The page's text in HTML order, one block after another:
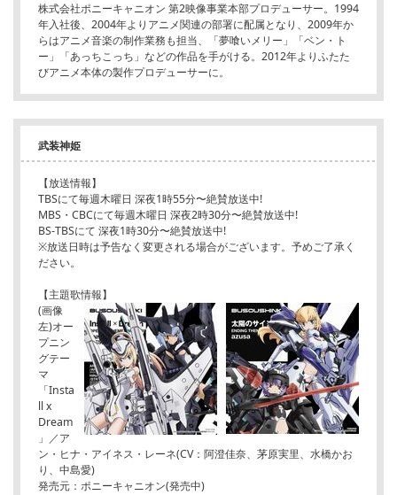
株式会社ポニーキャニオン 第2映像事業本部プロデューサー。1994
年入社後、2004年よりアニメ関連の部署に配属となり、2009年か
らはアニメ音楽の制作業務も担当、「夢喰いメリー」「ベン・ト
ー」「あっちこっち」などの作品を手がける。2012年よりふたた
びアニメ本体の製作プロデューサーに。
武装神姫
【放送情報】
TBSにて毎週木曜日 深夜1時55分〜絶賛放送中!
MBS・CBCにて毎週木曜日 深夜2時30分〜絶賛放送中!
BS-TBSにて 深夜1時30分〜絶賛放送中!
※放送日時は予告なく変更される場合がございます。予めご了承く
ださい。
【主題歌情報】
(画像
左)オー
プニン
グテー
マ
「Insta
ll x
Dream
」／ア
ン・ヒナ・アイネス・レーネ(CV：阿澄佳奈、茅原実里、水橋かお
り、中島愛)
発売元：ポニーキャニオン(発売中)